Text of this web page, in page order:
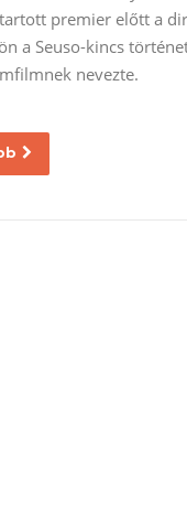
premier előtt a
a Seuso-kincs
nevezte.